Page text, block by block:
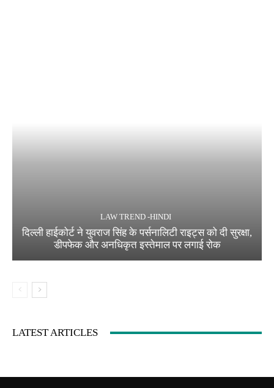
LAW TREND -HINDI
दिल्ली हाईकोर्ट ने युवराज सिंह के पर्सनालिटी राइट्स को दी सुरक्षा,
डीपफेक और अनधिकृत इस्तेमाल पर लगाई रोक
LATEST ARTICLES